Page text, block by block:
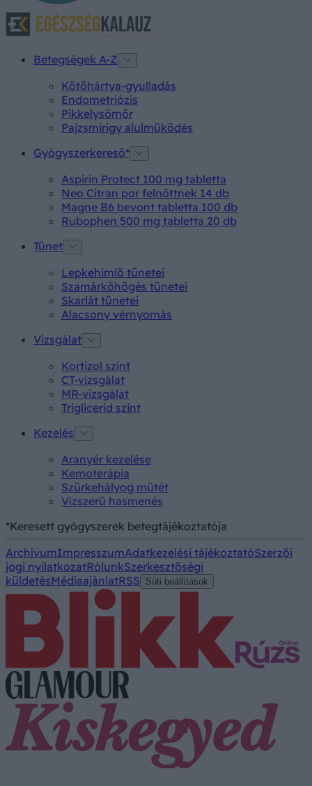
Betegségek A-Z
Kötőhártya-gyulladás
Endometriózis
Pikkelysömör
Pajzsmirigy alulműködés
Gyógyszerkereső*
Aspirin Protect 100 mg tabletta
Neo Citran por felnőttnek 14 db
Magne B6 bevont tabletta 100 db
Rubophen 500 mg tabletta 20 db
Tünet
Lepkehimlő tünetei
Szamárköhögés tünetei
Skarlát tünetei
Alacsony vérnyomás
Vizsgálat
Kortizol szint
CT-vizsgálat
MR-vizsgálat
Triglicerid szint
Kezelés
Aranyér kezelése
Kemoterápia
Szürkehályog műtét
Vízszerű hasmenés
*Keresett gyógyszerek betegtájékoztatója
ArchívumImpresszumAdatkezelési tájékoztatóSzerzői
jogi nyilatkozatRólunkSzerkesztőségi
küldetésMédiaajánlatRSS Süti beállítások